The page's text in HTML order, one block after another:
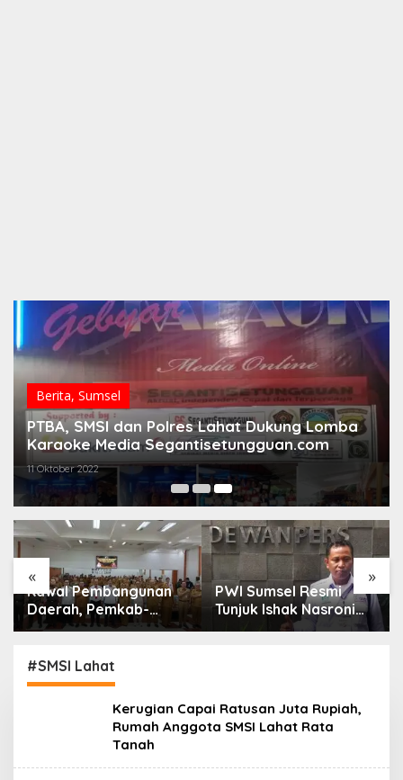
Berita, Sumsel
PTBA, SMSI dan Polres Lahat Dukung Lomba
Karaoke Media Segantisetungguan.com
11 Oktober 2022
« »
Kawal Pembangunan
Daerah, Pemkab-
Kejari Muara Enim
Pendampingan Hukum
PWI Sumsel Resmi
Tunjuk Ishak Nasroni
Jadi Plt Ketua PWI
#SMSI Lahat
Kerugian Capai Ratusan Juta Rupiah,
Rumah Anggota SMSI Lahat Rata
Tanah